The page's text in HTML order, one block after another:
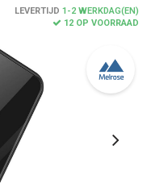
LEVERTIJD 1-2 WERKDAG(EN)
12 OP VOORRAAD